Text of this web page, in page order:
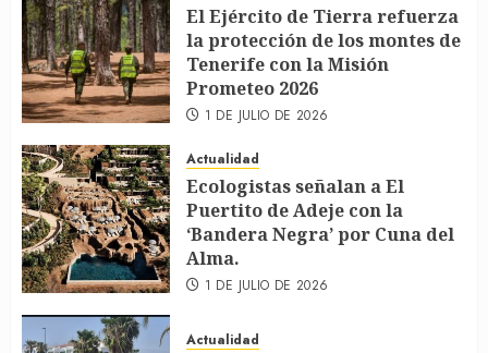
El Ejército de Tierra refuerza
la protección de los montes de
Tenerife con la Misión
Prometeo 2026
1 DE JULIO DE 2026
Actualidad
Ecologistas señalan a El
Puertito de Adeje con la
‘Bandera Negra’ por Cuna del
Alma.
1 DE JULIO DE 2026
Actualidad